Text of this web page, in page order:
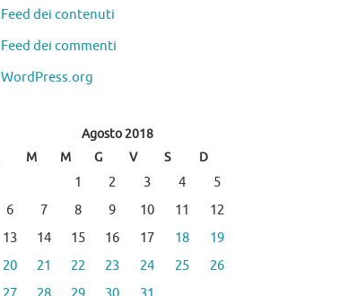
Feed dei contenuti
Feed dei commenti
WordPress.org
Agosto 2018
M M G V S D
1 2 3 4
5
6
7 8 9 10 11
12
13
14 15 16 17 18
19
20
21 22 23 24 25
26